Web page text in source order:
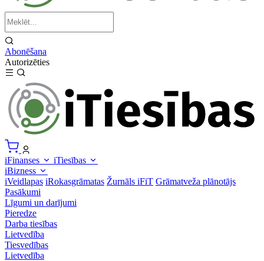
Abonēšana
Autorizēties
iFinanses
iTiesības
iBizness
iVeidlapas iRokasgrāmatas Žurnāls iFiT Grāmatveža plānotājs
Pasākumi
Līgumi un darījumi
Pieredze
Darba tiesības
Lietvedība
Tiesvedības
Lietvedība